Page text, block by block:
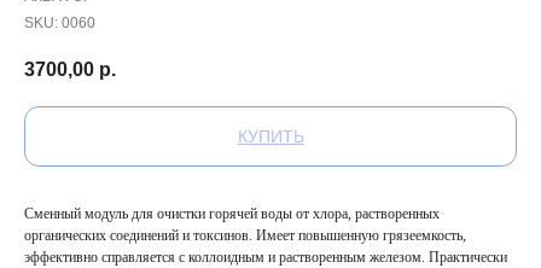
SKU: 0060
3700,00 р.
КУПИТЬ
Сменный модуль для очистки горячей воды от хлора, растворенных
органических соединений и токсинов. Имеет повышенную грязеемкость,
эффективно справляется с коллоидным и растворенным железом. Практически